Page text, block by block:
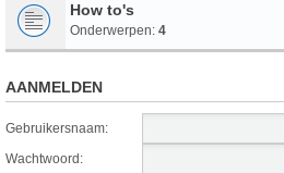
How to's
Onderwerpen: 4
AANMELDEN
Gebruikersnaam:
Wachtwoord: